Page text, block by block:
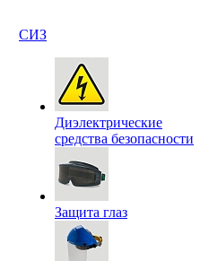
СИЗ
Диэлектрические
средства безопасности
Защита глаз